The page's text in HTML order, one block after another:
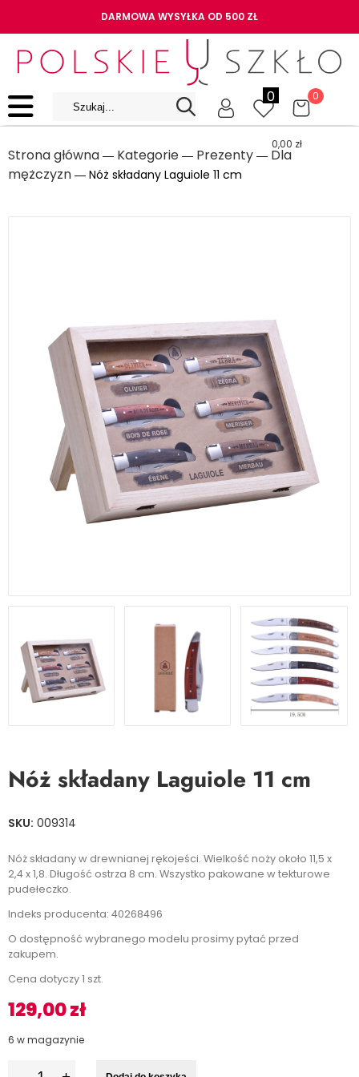
DARMOWA WYSYŁKA OD 500 ZŁ
0 0
0,00 zł
Strona główna ― Kategorie ― Prezenty ― Dla
mężczyzn ― Nóż składany Laguiole 11 cm
Nóż składany Laguiole 11 cm
SKU: 009314
Nóż składany w drewnianej rękojeści. Wielkość noży około 11,5 x
2,4 x 1,8. Długość ostrza 8 cm. Wszystko pakowane w tekturowe
pudełeczko.
Indeks producenta: 40268496
O dostępność wybranego modelu prosimy pytać przed
zakupem.
Cena dotyczy 1 szt.
129,00zł
6 w magazynie